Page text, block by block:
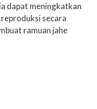
dapat meningkatkan
secara
ramuan jahe